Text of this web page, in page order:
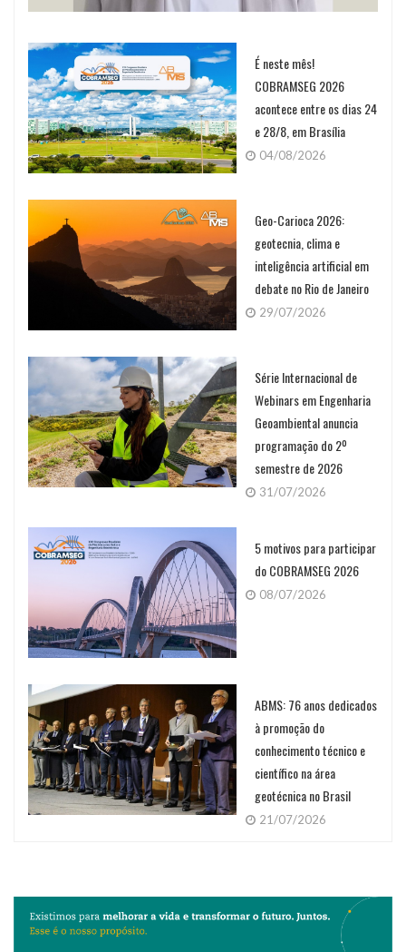
É neste mês!
COBRAMSEG 2026
acontece entre os dias 24
e 28/8, em Brasília
04/08/2026
Geo-Carioca 2026:
geotecnia, clima e
inteligência artificial em
debate no Rio de Janeiro
29/07/2026
Série Internacional de
Webinars em Engenharia
Geoambiental anuncia
programação do 2º
semestre de 2026
31/07/2026
5 motivos para participar
do COBRAMSEG 2026
08/07/2026
ABMS: 76 anos dedicados
à promoção do
conhecimento técnico e
científico na área
geotécnica no Brasil
21/07/2026